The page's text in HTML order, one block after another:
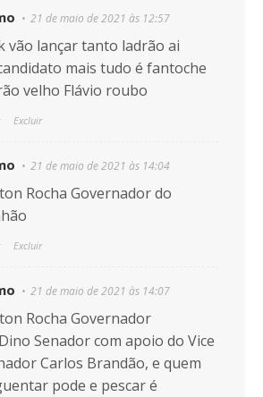
21 de maio de 2021 às 12:57
vão lançar tanto ladrão ai
mais tudo é fantoche
velho Flávio roubo
Excluir
21 de maio de 2021 às 14:04
Rocha Governador do
Excluir
21 de maio de 2021 às 14:07
Rocha Governador
Senador com apoio do Vice
Carlos Brandão, e quem
pode e pescar é